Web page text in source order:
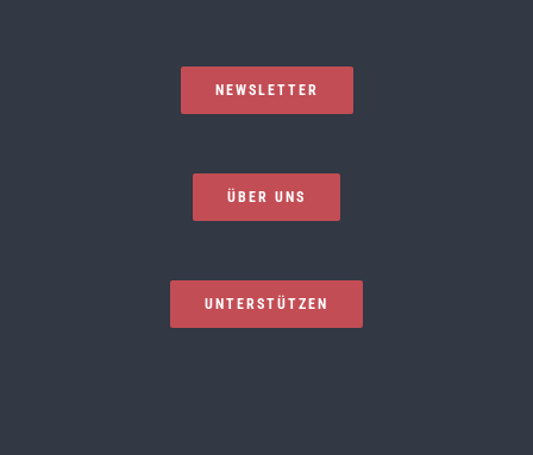
NEWSLETTER
ÜBER UNS
UNTERSTÜTZEN